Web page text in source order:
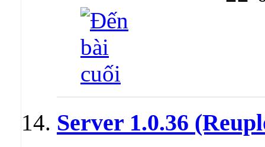
Server 1.0.36